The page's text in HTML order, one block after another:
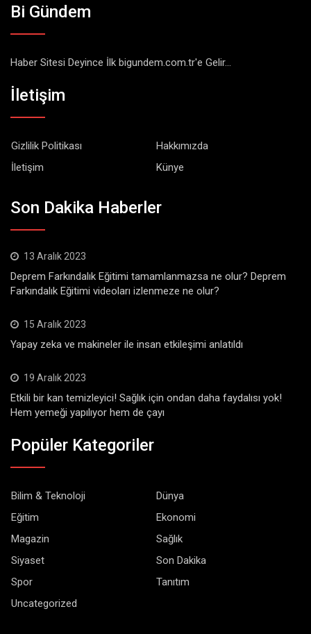
Bi Gündem
Haber Sitesi Deyince İlk bigundem.com.tr'e Gelir...
İletişim
Gizlilik Politikası
Hakkımızda
İletişim
Künye
Son Dakika Haberler
13 Aralık 2023
Deprem Farkındalık Eğitimi tamamlanmazsa ne olur? Deprem
Farkındalık Eğitimi videoları izlenmeze ne olur?
15 Aralık 2023
Yapay zeka ve makineler ile insan etkileşimi anlatıldı
19 Aralık 2023
Etkili bir kan temizleyici! Sağlık için ondan daha faydalısı yok!
Hem yemeği yapılıyor hem de çayı
Popüler Kategoriler
Bilim & Teknoloji
Dünya
Eğitim
Ekonomi
Magazin
Sağlık
Siyaset
Son Dakika
Spor
Tanıtım
Uncategorized